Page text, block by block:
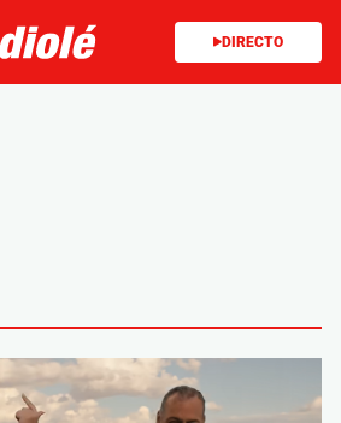
DIRECTO